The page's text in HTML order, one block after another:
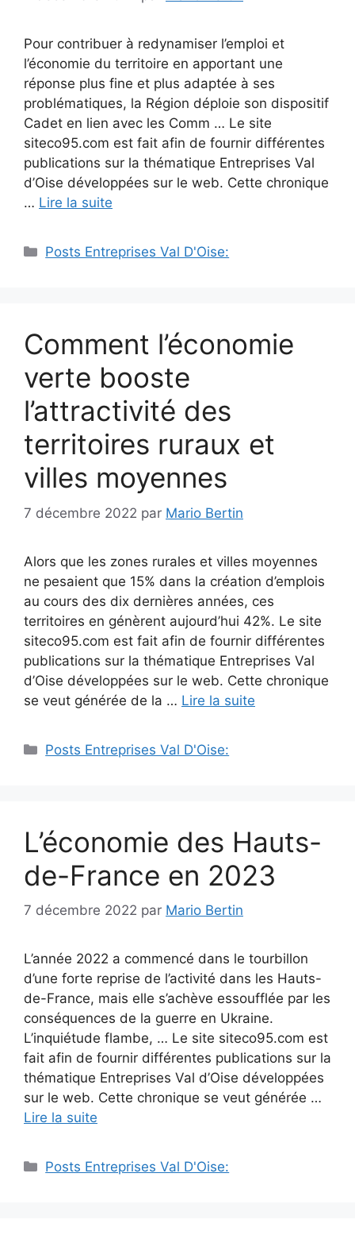
Pour contribuer à redynamiser l’emploi et
l’économie du territoire en apportant une
réponse plus fine et plus adaptée à ses
problématiques, la Région déploie son dispositif
Cadet en lien avec les Comm … Le site
siteco95.com est fait afin de fournir différentes
publications sur la thématique Entreprises Val
d’Oise développées sur le web. Cette chronique
… Lire la suite
Catégories
Posts Entreprises Val D'Oise:
Comment l’économie
verte booste
l’attractivité des
territoires ruraux et
villes moyennes
7 décembre 2022 par Mario Bertin
Alors que les zones rurales et villes moyennes
ne pesaient que 15% dans la création d’emplois
au cours des dix dernières années, ces
territoires en génèrent aujourd’hui 42%. Le site
siteco95.com est fait afin de fournir différentes
publications sur la thématique Entreprises Val
d’Oise développées sur le web. Cette chronique
se veut générée de la … Lire la suite
Catégories
Posts Entreprises Val D'Oise:
L’économie des Hauts-
de-France en 2023
7 décembre 2022 par Mario Bertin
L’année 2022 a commencé dans le tourbillon
d’une forte reprise de l’activité dans les Hauts-
de-France, mais elle s’achève essoufflée par les
conséquences de la guerre en Ukraine.
L’inquiétude flambe, … Le site siteco95.com est
fait afin de fournir différentes publications sur la
thématique Entreprises Val d’Oise développées
sur le web. Cette chronique se veut générée …
Lire la suite
Catégories
Posts Entreprises Val D'Oise: